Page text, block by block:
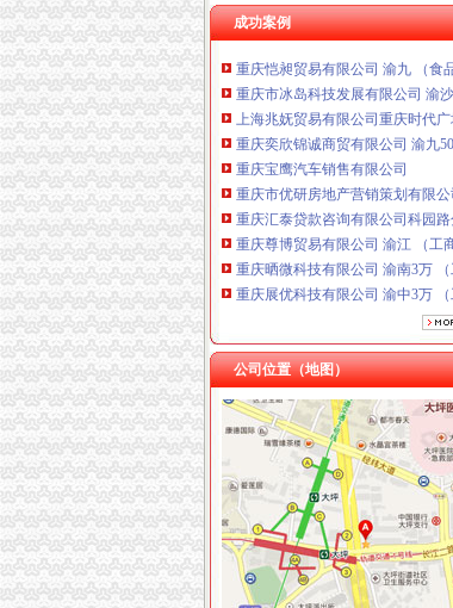
成功案例
重庆谦如福商贸有限公司 渝南3万
重庆恺昶贸易有限公司 渝九 （食
重庆市冰岛科技发展有限公司 渝
上海兆妩贸易有限公司重庆时代
重庆奕欣锦诚商贸有限公司 渝九
重庆宝鹰汽车销售有限公司
重庆市优研房地产营销策划有限公
重庆汇泰贷款咨询有限公司科园
重庆尊博贸易有限公司 渝江 （工
重庆晒微科技有限公司 渝南3万 （
重庆展优科技有限公司 渝中3万 （
重庆谦如福商贸有限公司 渝南3万
重庆市冰岛科技发展有限公司 渝
上海兆妩贸易有限公司重庆时代
公司位置（地图）
加洲代办营业执照
关于中国邮政储蓄银行有限责任
便民之窗2017年第10期-高明区人
WTF欧洲德国奥地利10天<国旅
建材加盟代理-工程建筑油漆涂料